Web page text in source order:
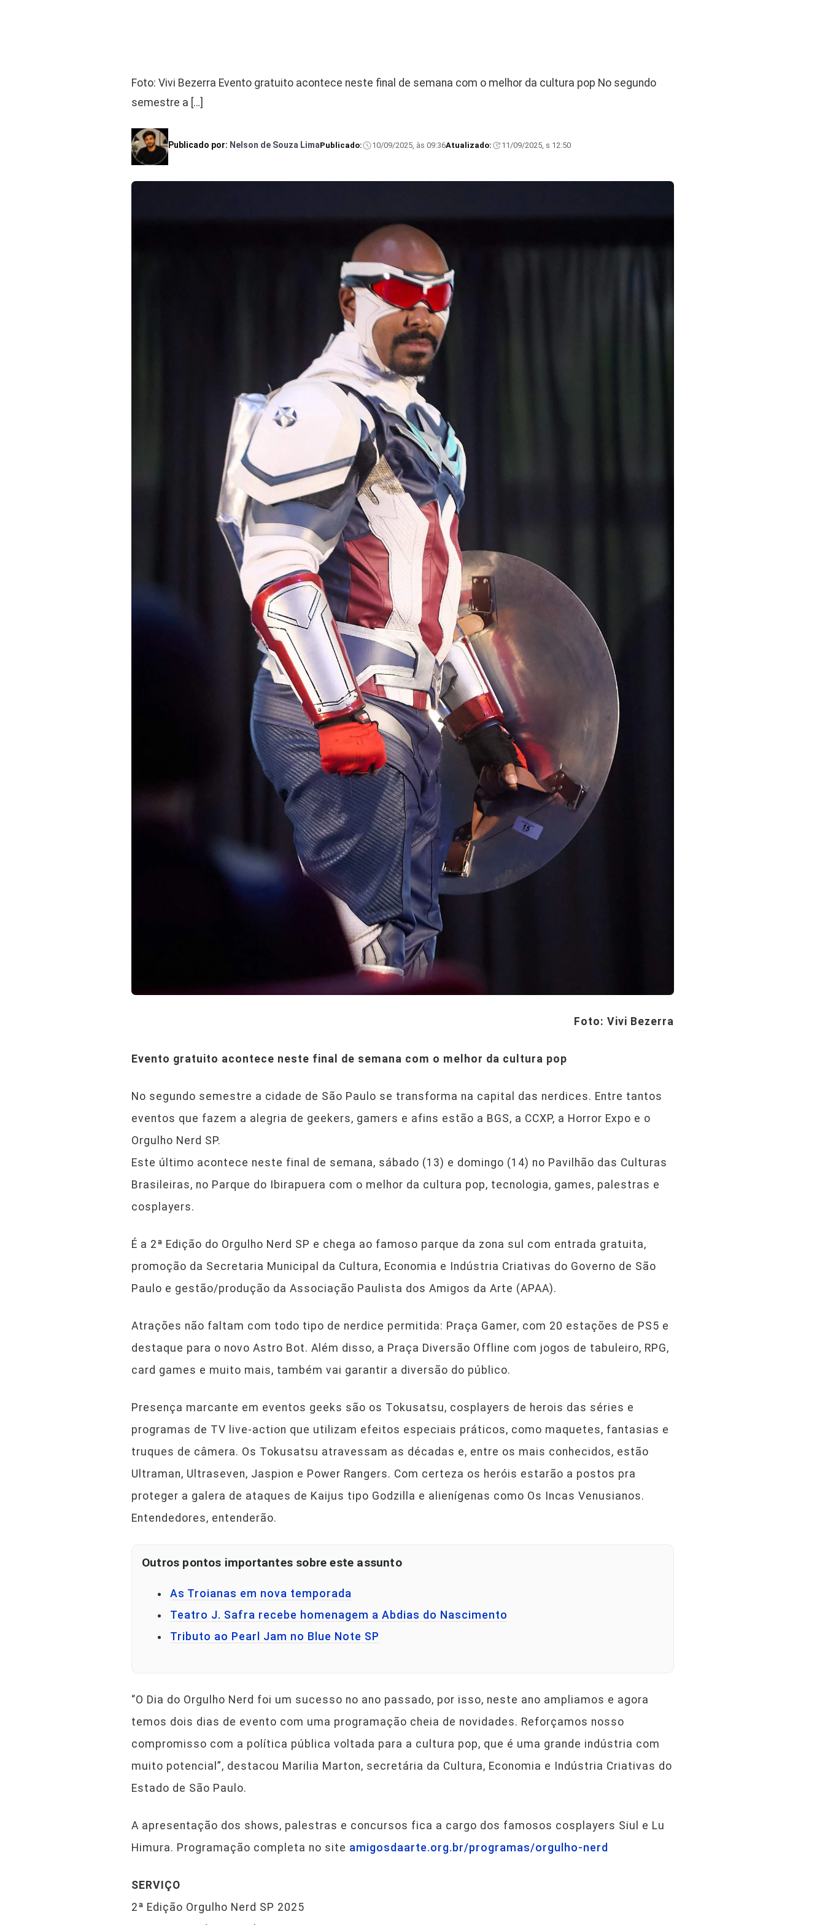
Foto: Vivi Bezerra Evento gratuito acontece neste final de semana com o melhor da cultura pop No segundo
semestre a […]
Publicado por: Nelson de Souza LimaPublicado: 10/09/2025, às 09:36Atualizado: 11/09/2025, s 12:50
Foto: Vivi Bezerra
Evento gratuito acontece neste final de semana com o melhor da cultura pop
No segundo semestre a cidade de São Paulo se transforma na capital das nerdices. Entre tantos
eventos que fazem a alegria de geekers, gamers e afins estão a BGS, a CCXP, a Horror Expo e o
Orgulho Nerd SP.
Este último acontece neste final de semana, sábado (13) e domingo (14) no Pavilhão das Culturas
Brasileiras, no Parque do Ibirapuera com o melhor da cultura pop, tecnologia, games, palestras e
cosplayers.
É a 2ª Edição do Orgulho Nerd SP e chega ao famoso parque da zona sul com entrada gratuita,
promoção da Secretaria Municipal da Cultura, Economia e Indústria Criativas do Governo de São
Paulo e gestão/produção da Associação Paulista dos Amigos da Arte (APAA).
Atrações não faltam com todo tipo de nerdice permitida: Praça Gamer, com 20 estações de PS5 e
destaque para o novo Astro Bot. Além disso, a Praça Diversão Offline com jogos de tabuleiro, RPG,
card games e muito mais, também vai garantir a diversão do público.
Presença marcante em eventos geeks são os Tokusatsu, cosplayers de herois das séries e
programas de TV live-action que utilizam efeitos especiais práticos, como maquetes, fantasias e
truques de câmera. Os Tokusatsu atravessam as décadas e, entre os mais conhecidos, estão
Ultraman, Ultraseven, Jaspion e Power Rangers. Com certeza os heróis estarão a postos pra
proteger a galera de ataques de Kaijus tipo Godzilla e alienígenas como Os Incas Venusianos.
Entendedores, entenderão.
Outros pontos importantes sobre este assunto
As Troianas em nova temporada
Teatro J. Safra recebe homenagem a Abdias do Nascimento
Tributo ao Pearl Jam no Blue Note SP
“O Dia do Orgulho Nerd foi um sucesso no ano passado, por isso, neste ano ampliamos e agora
temos dois dias de evento com uma programação cheia de novidades. Reforçamos nosso
compromisso com a política pública voltada para a cultura pop, que é uma grande indústria com
muito potencial”, destacou Marilia Marton, secretária da Cultura, Economia e Indústria Criativas do
Estado de São Paulo.
A apresentação dos shows, palestras e concursos fica a cargo dos famosos cosplayers Siul e Lu
Himura. Programação completa no site amigosdaarte.org.br/programas/orgulho-nerd
SERVIÇO
2ª Edição Orgulho Nerd SP 2025